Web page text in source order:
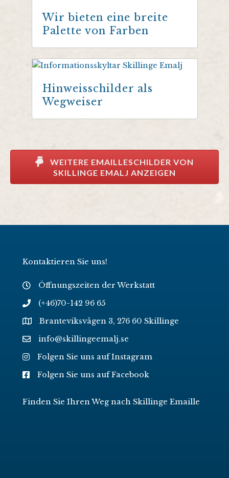
Wir bieten eine breite
Palette von Farben
Hinweisschilder als
Wegweiser
WEITERE EMAILLESCHILDER VON
SKILLINGE EMALJ ANZEIGEN
Kontaktieren Sie uns!
Öffnungszeiten der Werkstatt
(+46)70-142 96 65
Branteviksvägen 3, 276 60 Skillinge
info@skillingeemalj.se
Folgen Sie uns auf Instagram
Folgen Sie uns auf Facebook
Finden Sie Ihren Weg nach Skillinge Emaille